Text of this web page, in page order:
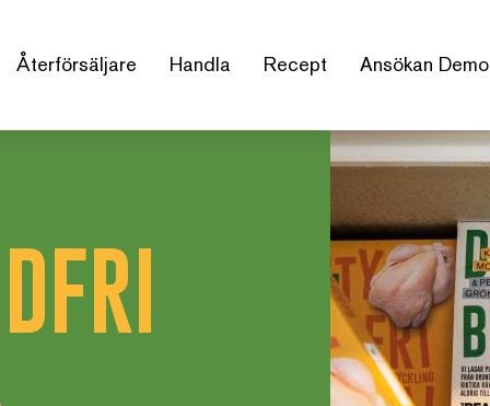
Återförsäljare Handla Recept Ansökan